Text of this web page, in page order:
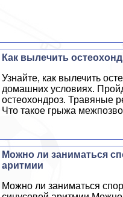
Как вылечить
Узнайте, как вылечить
домашних условиях.
остеохондроз. Травяные
Что такое грыжа
Можно ли заниматься
аритмии
Можно ли заниматься